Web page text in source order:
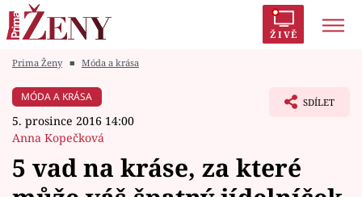
ŽIVĚ
Módní alarm
Prima Ženy ■ Móda a krása
MÓDA A KRÁSA
5. prosince 2016 14:00
Anna Kopečková
SDÍLET
5 vad na kráse, za které